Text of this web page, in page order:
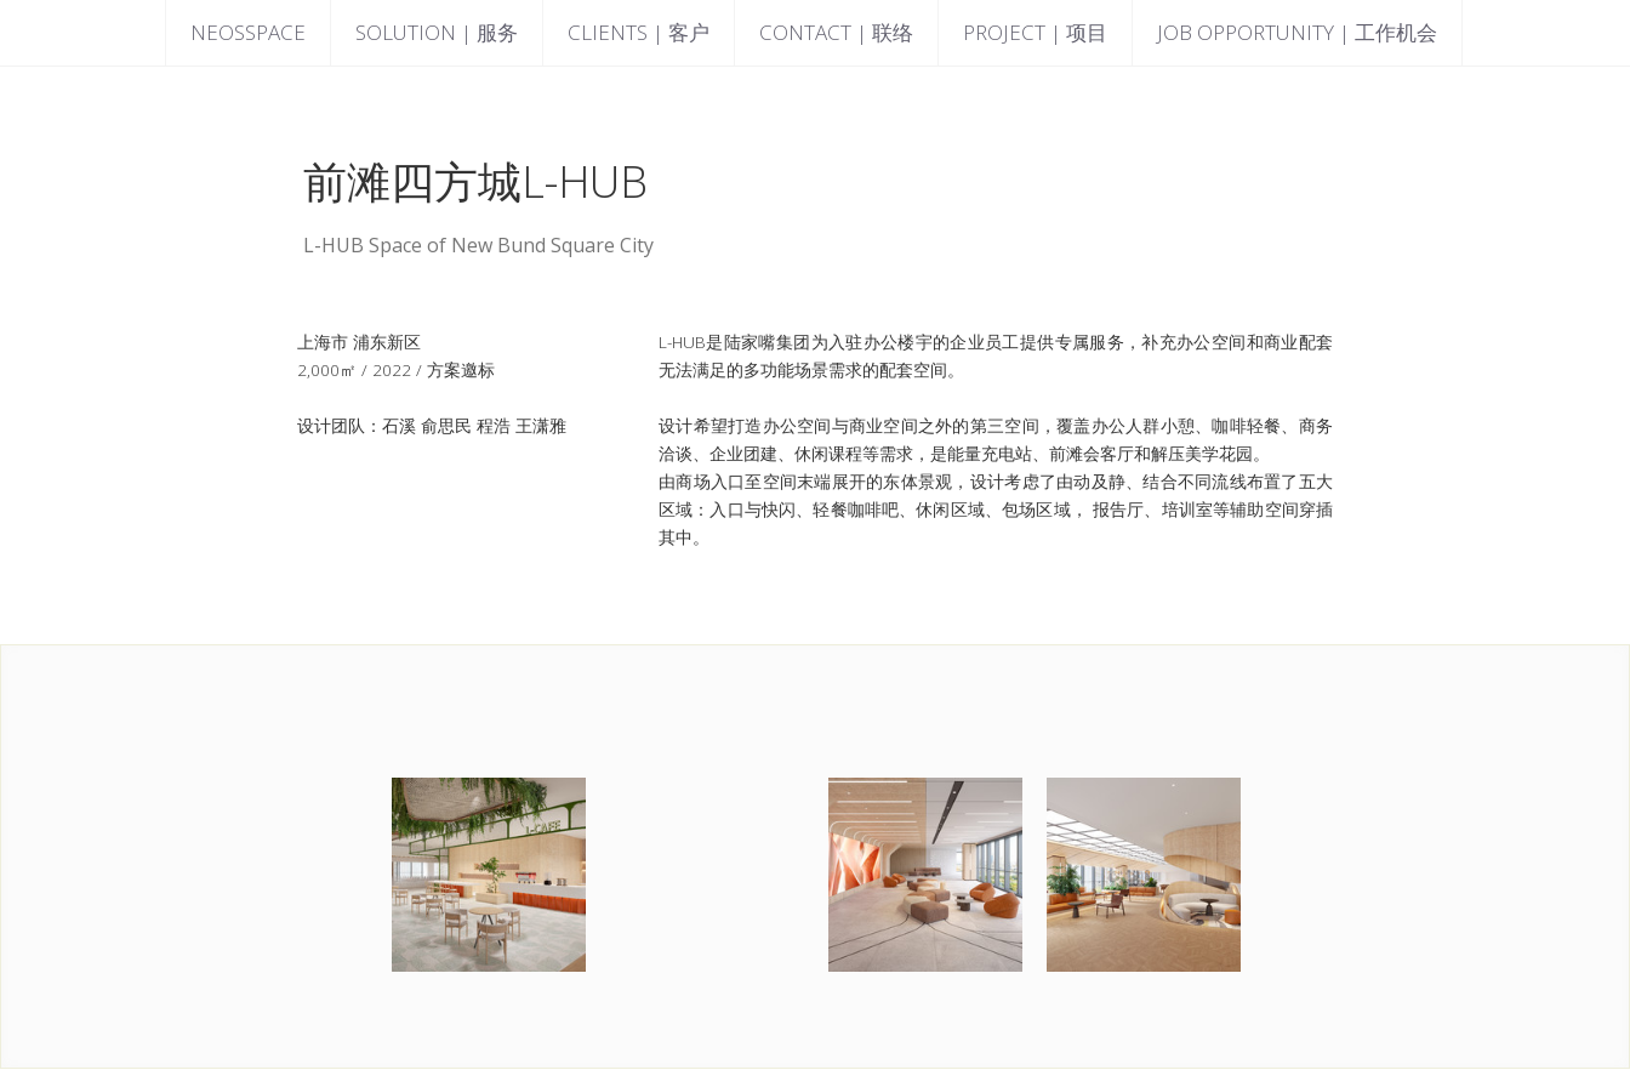
NEOSSPACE SOLUTION | 服务 CLIENTS | 客户 CONTACT | 联络 PROJECT | 项目 JOB OPPORTUNITY | 工作机会
前滩四方城L-HUB
L-HUB Space of New Bund Square City
上海市 浦东新区
2,000㎡ / 2022 / 方案邀标
设计团队：石溪 俞思民 程浩 王潇雅
L-HUB是陆家嘴集团为入驻办公楼宇的企业员工提供专属服务，补充办公空间和商业配套
无法满足的多功能场景需求的配套空间。
设计希望打造办公空间与商业空间之外的第三空间，覆盖办公人群小憩、咖啡轻餐、商务
洽谈、企业团建、休闲课程等需求，是能量充电站、前滩会客厅和解压美学花园。
由商场入口至空间末端展开的东体景观，设计考虑了由动及静、结合不同流线布置了五大
区域：入口与快闪、轻餐咖啡吧、休闲区域、包场区域， 报告厅、培训室等辅助空间穿插
其中。